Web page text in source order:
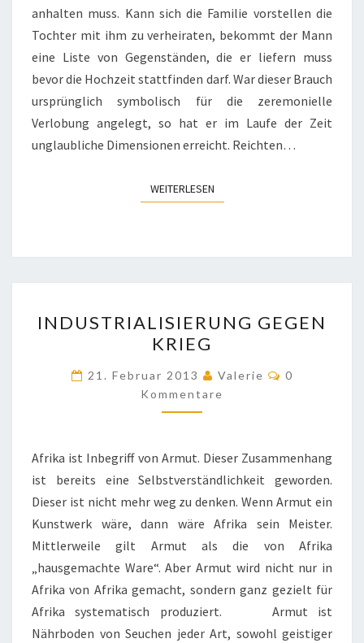
anhalten muss. Kann sich die Familie vorstellen die
Tochter mit ihm zu verheiraten, bekommt der Mann
eine Liste von Gegenständen, die er liefern muss
bevor die Hochzeit stattfinden darf. War dieser Brauch
ursprünglich symbolisch für die zeremonielle
Verlobung angelegt, so hat er im Laufe der Zeit
unglaubliche Dimensionen erreicht. Reichten…
WEITERLESENWEITERLESEN
GEGEN
KRIEG
INDUSTRIALISIERUNG GEGEN
KRIEG
21. Februar 2013 Valerie Kommentare
0
Kommentare
Afrika ist Inbegriff von Armut. Dieser Zusammenhang
ist bereits eine Selbstverständlichkeit geworden.
Dieser ist nicht mehr weg zu denken. Wenn Armut ein
Kunstwerk wäre, dann wäre Afrika sein Meister.
Mittlerweile gilt Armut als die von Afrika
„hausgemachte Ware“. Aber Armut wird nicht nur in
Afrika von Afrika gemacht, sondern ganz gezielt für
Afrika systematisch produziert. Armut ist
Nährboden von Seuchen jeder Art, sowohl geistiger